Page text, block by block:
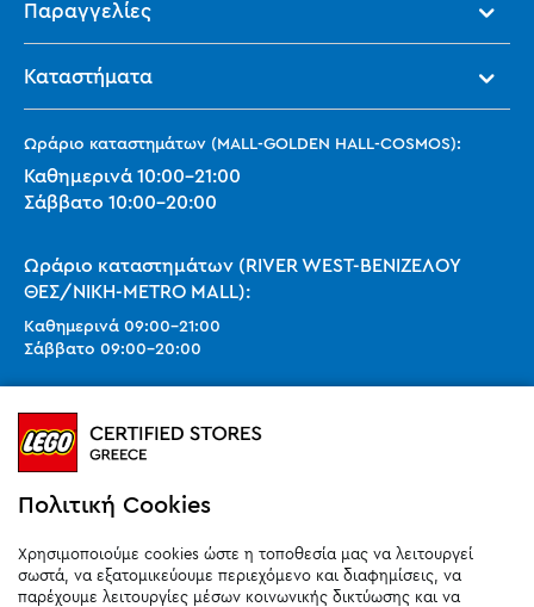
Παραγγελίες
Καταστήματα
Ωράριο καταστημάτων (MALL-GOLDEN HALL-COSMOS):
Καθημερινά 10:00-21:00
Σάββατο 10:00-20:00
Ωράριο καταστημάτων (RIVER WEST-ΒΕΝΙΖΕΛΟΥ
ΘΕΣ/ΝΙΚΗ-METRO MALL):
Καθημερινά 09:00-21:00
Σάββατο 09:00-20:00
Ωράριο καταστημάτων (SMART PARK):
Καθημερινά10:00-21:00
Σάββατο09:00
Κυριακή 11:00-20:00 (έως 25/10)
orders@legostoregreece.gr
Αρ.Γ.Ε.ΜΗ: 084878102000
Πολιτική Cookies
Χρησιμοποιούμε cookies ώστε η τοποθεσία μας να λειτουργεί
σωστά, να εξατομικεύουμε περιεχόμενο και διαφημίσεις, να
παρέχουμε λειτουργίες μέσων κοινωνικής δικτύωσης και να